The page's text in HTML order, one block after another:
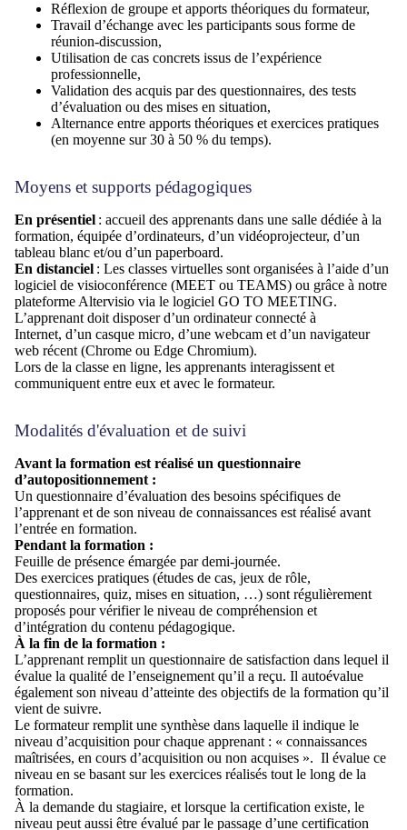
Réflexion de groupe et apports théoriques du formateur,
Travail d’échange avec les participants sous forme de
réunion-discussion,
Utilisation de cas concrets issus de l’expérience
professionnelle,
Validation des acquis par des questionnaires, des tests
d’évaluation ou des mises en situation,
Alternance entre apports théoriques et exercices pratiques
(en moyenne sur 30 à 50 % du temps).
Moyens et supports pédagogiques
En présentiel : accueil des apprenants dans une salle dédiée à la
formation, équipée d’ordinateurs, d’un vidéoprojecteur, d’un
tableau blanc et/ou d’un paperboard.
En distanciel : Les classes virtuelles sont organisées à l’aide d’un
logiciel de visioconférence (MEET ou TEAMS) ou grâce à notre
plateforme Altervisio via le logiciel GO TO MEETING.
L’apprenant doit disposer d’un ordinateur connecté à
Internet, d’un casque micro, d’une webcam et d’un navigateur
web récent (Chrome ou Edge Chromium).
Lors de la classe en ligne, les apprenants interagissent et
communiquent entre eux et avec le formateur.
Modalités d'évaluation et de suivi
Avant la formation est réalisé un questionnaire
d’autopositionnement :
Un questionnaire d’évaluation des besoins spécifiques de
l’apprenant et de son niveau de connaissances est réalisé avant
l’entrée en formation.
Pendant la formation :
Feuille de présence émargée par demi-journée.
Des exercices pratiques (études de cas, jeux de rôle,
questionnaires, quiz, mises en situation, …) sont régulièrement
proposés pour vérifier le niveau de compréhension et
d’intégration du contenu pédagogique.
À la fin de la formation :
L’apprenant remplit un questionnaire de satisfaction dans lequel il
évalue la qualité de l’enseignement qu’il a reçu. Il autoévalue
également son niveau d’atteinte des objectifs de la formation qu’il
vient de suivre.
Le formateur remplit une synthèse dans laquelle il indique le
niveau d’acquisition pour chaque apprenant : « connaissances
maîtrisées, en cours d’acquisition ou non acquises ». Il évalue ce
niveau en se basant sur les exercices réalisés tout le long de la
formation.
À la demande du stagiaire, et lorsque la certification existe, le
niveau peut aussi être évalué par le passage d’une certification